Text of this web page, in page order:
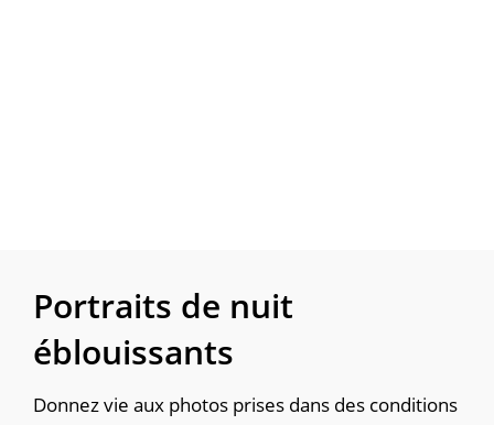
Donnez vie aux photos prises dans des conditions
Portraits de nuit
éblouissants